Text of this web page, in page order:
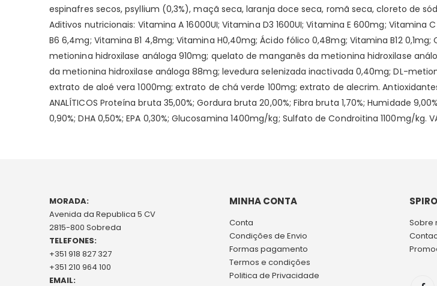
espinafres secos, psyllium (0,3%), maçã seca, laranja doce seca, romã seca, cloreto de
Aditivos nutricionais: Vitamina A 16000UI; Vitamina D3 1600UI; Vitamina E 600mg;
B6 6,4mg; Vitamina B1 4,8mg; Vitamina H0,40mg; Ácido fólico 0,48mg; Vitamina B12
metionina hidroxilase análoga 910mg; quelato de manganês da metionina hidroxilase
da metionina hidroxilase análoga 88mg; levedura selenizada inactivada 0,40mg; DL-
extrato de aloé vera 1000mg; extrato de chá verde 100mg; extrato de alecrim.
ANALÍTICOS Proteína bruta 35,00%; Gordura bruta 20,00%; Fibra bruta 1,70%; Humidade
0,90%; DHA 0,50%; EPA 0,30%; Glucosamina 1400mg/kg; Sulfato de Condroitina 1100mg/kg.
MORADA:
Avenida da Republica 5 CV
2815-800 Sobreda
TELEFONES:
+351 918 827 327
+351 210 964 100
EMAIL:
MINHA CONTA
Conta
Condições de Envio
Formas pagamento
Termos e condições
Politica de Privacidade
Sobre